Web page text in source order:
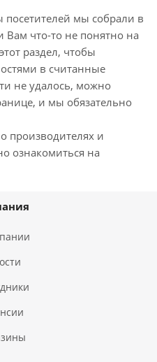
мы собрали в
Вам что-то не понятно на
раздел, чтобы
в считанные
не удалось, можно
и мы обязательно
производителях и
ознакомиться на